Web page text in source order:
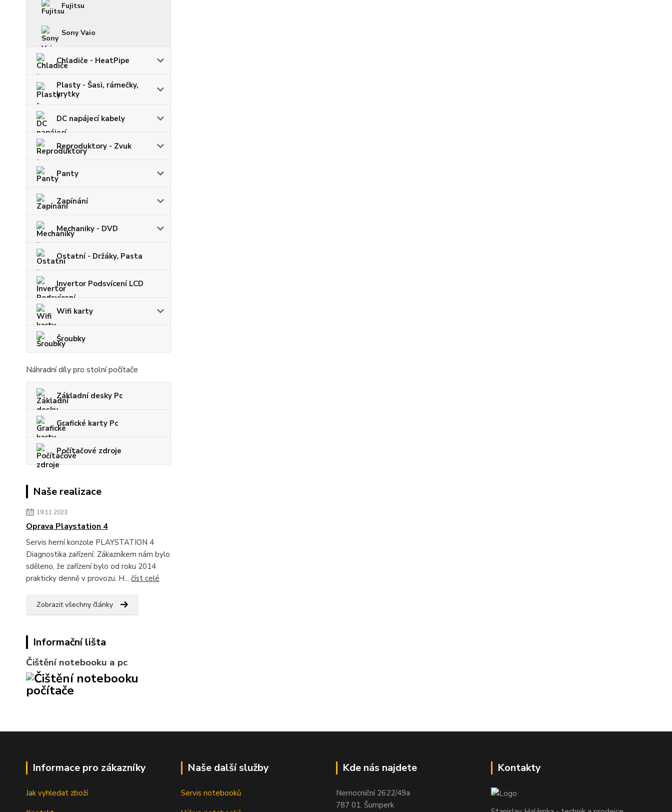
Fujitsu
Sony Vaio
Chladiče - HeatPipe
Plasty - Šasi, rámečky,
krytky
DC napájecí kabely
Reproduktory - Zvuk
Panty
Zapínání
Mechaniky - DVD
Ostatní - Držáky, Pasta
Invertor Podsvícení LCD
Wifi karty
Šroubky
Náhradní díly pro stolní počítače
Základní desky Pc
Grafické karty Pc
Počítačové zdroje
Naše realizace
19.11.2023
Oprava Playstation 4
Servis herní konzole PLAYSTATION 4
Diagnostika zařízení: Zákazníkem nám bylo
sděleno, že zařízení bylo od roku 2014
prakticky denně v provozu. H... číst celé
Zobrazit všechny články
Informační lišta
Čištění notebooku a pc
Informace pro zákazníky
Jak vyhledat zboží
Naše další služby
Servis notebooků
Kde nás najdete
Nemocniční 2622/49a
787 01, Šumperk
Kontakty